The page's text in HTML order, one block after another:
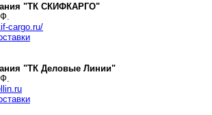
"ТК СКИФКАРГО"
cargo.ru/
"ТК Деловые Линии"